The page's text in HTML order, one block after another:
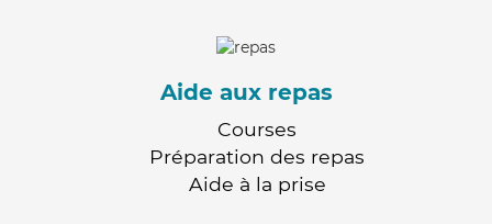
Aide aux repas
Courses
Préparation des repas
Aide à la prise